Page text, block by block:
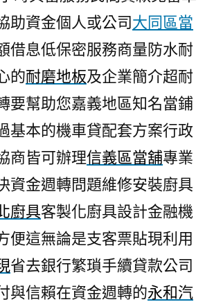
助資金個人或公司大同區當
借息低保密服務商量防水耐
的耐磨地板及企業簡介超耐
要幫助您嘉義地區知名當鋪
基本的機車貸配套方案行政
商皆可辦理信義區當舖專業
資金週轉問題維修安裝廚具
廚具客製化廚具設計金融機
便這無論是支客票貼現利用
省去銀行繁瑣手續貸款公司
與信賴在資金週轉的永和汽